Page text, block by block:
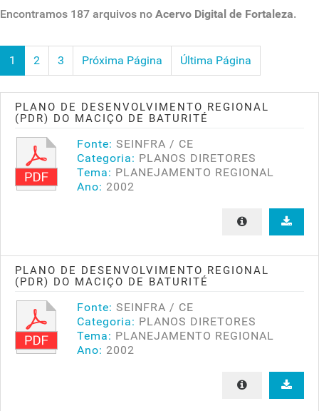
Encontramos 187 arquivos no Acervo Digital de Fortaleza.
1 2 3 Próxima Página Última Página
PLANO DE DESENVOLVIMENTO REGIONAL
(PDR) DO MACIÇO DE BATURITÉ
Fonte: SEINFRA / CE
Categoria: PLANOS DIRETORES
Tema: PLANEJAMENTO REGIONAL
Ano: 2002
PLANO DE DESENVOLVIMENTO REGIONAL
(PDR) DO MACIÇO DE BATURITÉ
Fonte: SEINFRA / CE
Categoria: PLANOS DIRETORES
Tema: PLANEJAMENTO REGIONAL
Ano: 2002